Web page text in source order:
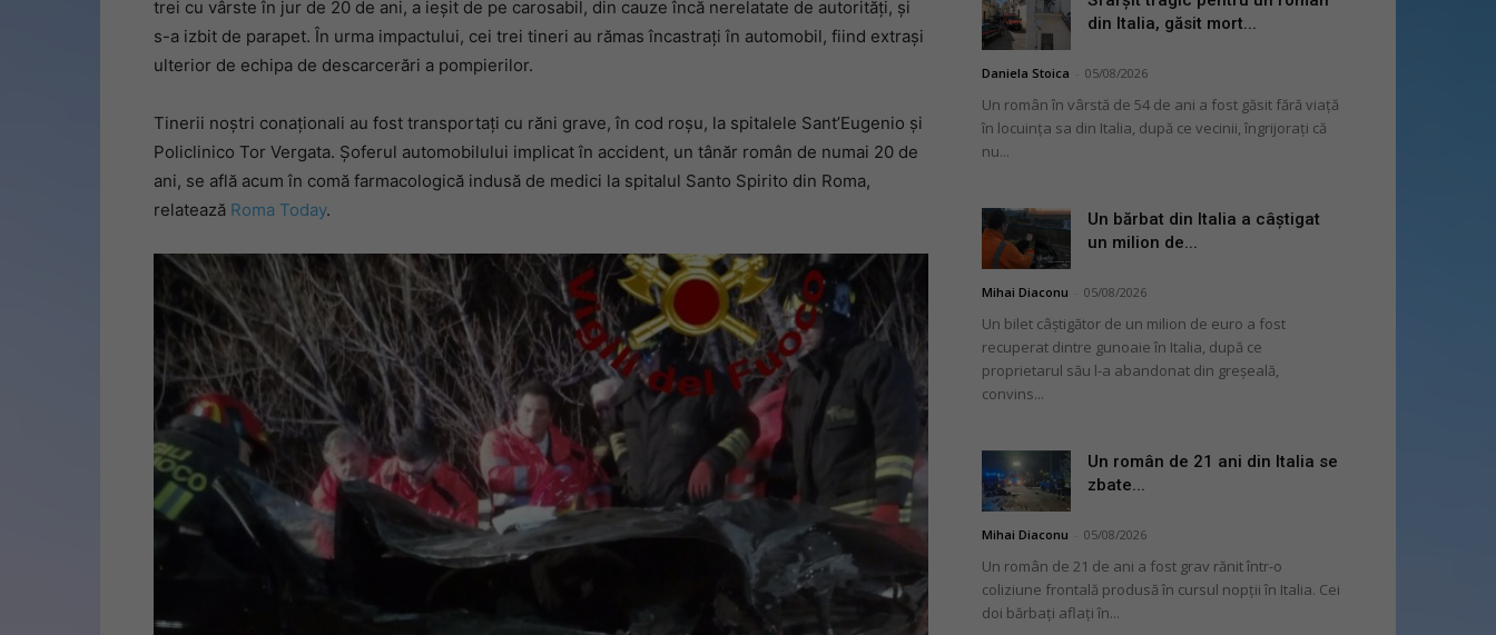
trei cu vârste în jur de 20 de ani, a ieșit de pe carosabil, din cauze încă nerelatate de autorități, și
s-a izbit de parapet. În urma impactului, cei trei tineri au rămas încastrați în automobil, fiind extrași
ulterior de echipa de descarcerări a pompierilor.
Tinerii noștri conaționali au fost transportați cu răni grave, în cod roșu, la spitalele Sant’Eugenio și
Policlinico Tor Vergata. Șoferul automobilului implicat în accident, un tânăr român de numai 20 de
ani, se află acum în comă farmacologică indusă de medici la spitalul Santo Spirito din Roma,
relatează Roma Today.
din Italia, găsit mort...
Daniela Stoica 05/08/2026
Un român în vârstă de 54 de ani a fost găsit fără viață
în locuința sa din Italia, după ce vecinii, îngrijorați că
nu...
Un bărbat din Italia a câștigat
un milion de...
Mihai Diaconu 05/08/2026
Un bilet câștigător de un milion de euro a fost
recuperat dintre gunoaie în Italia, după ce
proprietarul său l-a abandonat din greșeală,
convins...
Un român de 21 ani din Italia se
zbate...
Mihai Diaconu 05/08/2026
Un român de 21 de ani a fost grav rănit într-o
coliziune frontală produsă în cursul nopții în Italia. Cei
doi bărbați aflați în...